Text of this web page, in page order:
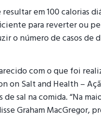
em 100 calorias
para reverter ou
o número de casos de
com o que foi
on Salt and Health –
sal na comida. “Na
Graham MacGregor,